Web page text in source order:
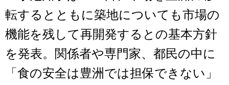
転するとともに築地についても市場の
機能を残して再開発するとの基本方針
を発表。関係者や専門家、都民の中に
「食の安全は豊洲では担保できない」